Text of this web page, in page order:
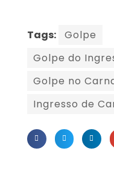
Tags:
Golpe
Golpe do
Golpe no
Ingresso de